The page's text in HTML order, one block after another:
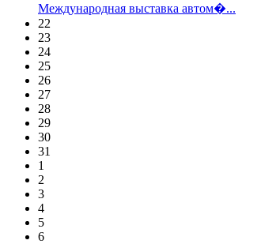
Международная выставка автом�...
22
23
24
25
26
27
28
29
30
31
1
2
3
4
5
6